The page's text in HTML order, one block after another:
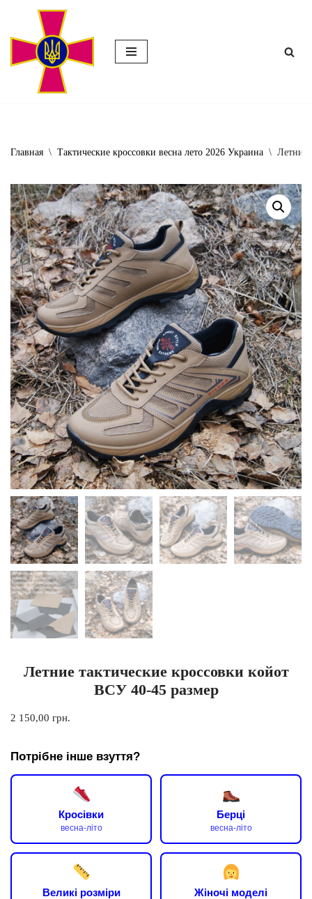
Перейти
содержимому
Главная \ Тактические кроссовки весна лето 2026 Украина \ Летние
Летние тактические кроссовки койот
ВСУ 40-45 размер
2 150,00 грн.
Потрібне інше взуття?
Кросівки
весна-літо
Берці
весна-літо
Великі розміри Жіночі моделі